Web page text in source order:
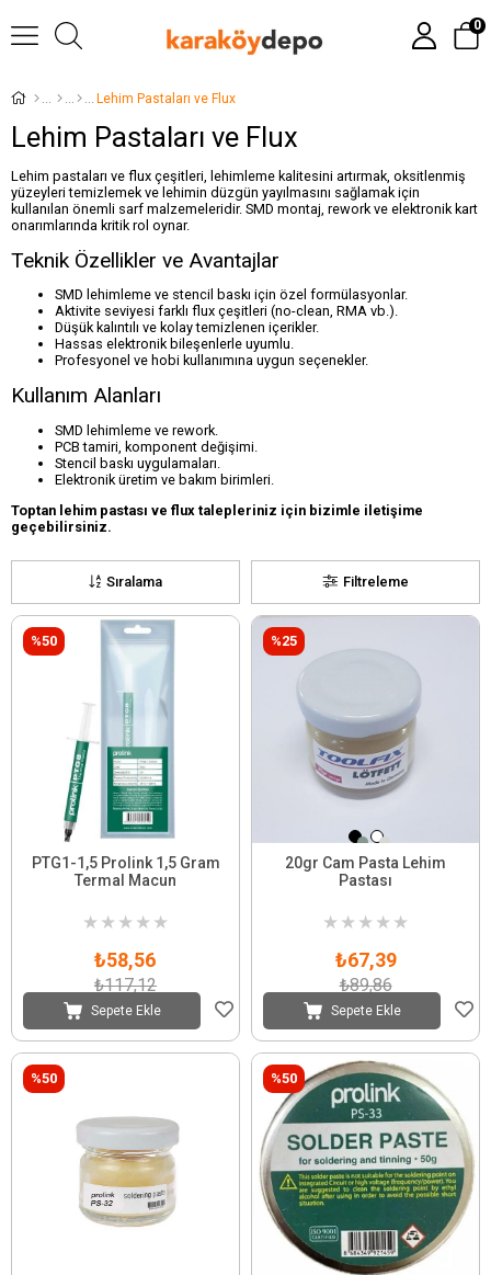
0
Lehim Pastaları ve Flux
Lehim Pastaları ve Flux
Lehim pastaları ve flux çeşitleri, lehimleme kalitesini artırmak, oksitlenmiş
yüzeyleri temizlemek ve lehimin düzgün yayılmasını sağlamak için
kullanılan önemli sarf malzemeleridir. SMD montaj, rework ve elektronik kart
onarımlarında kritik rol oynar.
Teknik Özellikler ve Avantajlar
SMD lehimleme ve stencil baskı için özel formülasyonlar.
Aktivite seviyesi farklı flux çeşitleri (no-clean, RMA vb.).
Düşük kalıntılı ve kolay temizlenen içerikler.
Hassas elektronik bileşenlerle uyumlu.
Profesyonel ve hobi kullanımına uygun seçenekler.
Kullanım Alanları
SMD lehimleme ve rework.
PCB tamiri, komponent değişimi.
Stencil baskı uygulamaları.
Elektronik üretim ve bakım birimleri.
Toptan lehim pastası ve flux talepleriniz için bizimle iletişime
geçebilirsiniz.
Filtreleme
Sıralama
PTG1-1,5 Prolink 1,5 Gram
Termal Macun
★ ★ ★ ★ ★
₺58,56
₺117,12
Sepete Ekle
%50
20gr Cam Pasta Lehim
Pastası
★ ★ ★ ★ ★
₺67,39
₺89,86
Sepete Ekle
%25
%50 %50